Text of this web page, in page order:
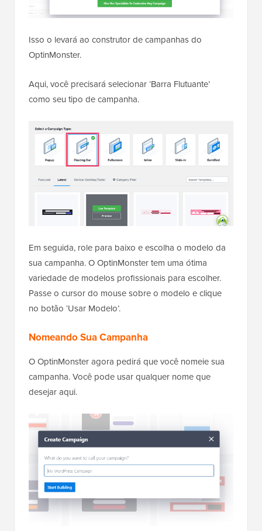
Isso o levará ao construtor de campanhas do
OptinMonster.
Aqui, você precisará selecionar ‘Barra Flutuante’
como seu tipo de campanha.
Em seguida, role para baixo e escolha o modelo da
sua campanha. O OptinMonster tem uma ótima
variedade de modelos profissionais para escolher.
Passe o cursor do mouse sobre o modelo e clique
no botão ‘Usar Modelo’.
Nomeando Sua Campanha
O OptinMonster agora pedirá que você nomeie sua
campanha. Você pode usar qualquer nome que
desejar aqui.